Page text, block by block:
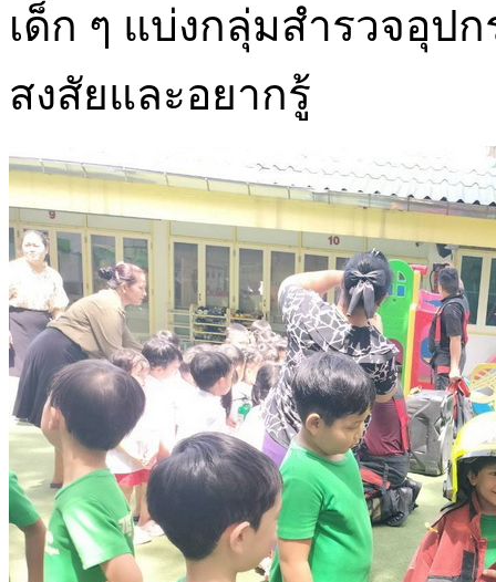
เด็ก ๆ แบ่งกลุ่มสำรวจอุป
สงสัยและอยากรู้